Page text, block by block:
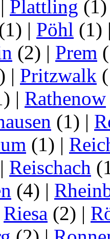
| Plattling
| Pöhl (1)
(2) | Prem
| Pritzwalk
| Rathenow
(1) |
(1) |
| Reischach
(4) |
Riesa (2) |